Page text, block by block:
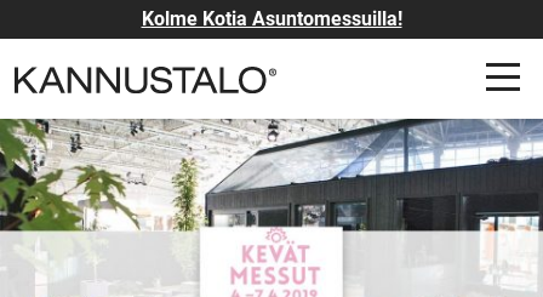
Kolme Kotia Asuntomessuilla!